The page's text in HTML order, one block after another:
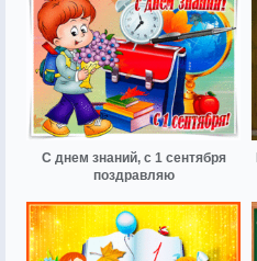
С днем знаний, с 1 сентября
поздравляю